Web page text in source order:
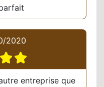
2020
entreprise que